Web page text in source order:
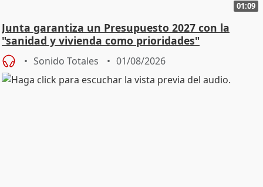
01:09
Junta garantiza un Presupuesto 2027 con la
"sanidad y vivienda como prioridades"
Sonido Totales 01/08/2026